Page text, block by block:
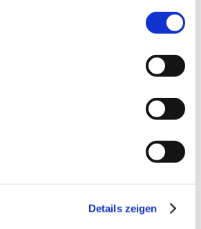
Details zeigen
Wunsch nach Partnerschaft oder eigenen
und sexuellen Problemen.
und Lebensangst.